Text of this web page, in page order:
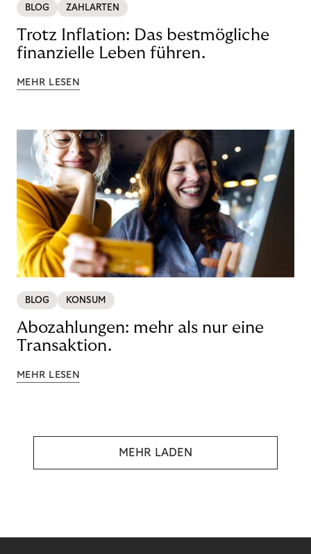
BLOG ZAHLARTEN
Trotz Inflation: Das bestmögliche
finanzielle Leben führen.
MEHR LESEN
BLOG KONSUM
Abozahlungen: mehr als nur eine
Transaktion.
MEHR LESEN
MEHR LADEN